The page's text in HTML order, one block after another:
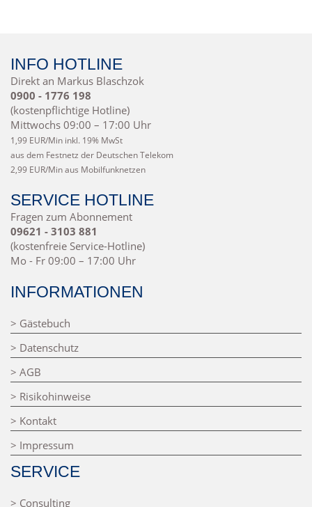
INFO HOTLINE
Direkt an Markus Blaschzok
0900 - 1776 198
(kostenpflichtige Hotline)
Mittwochs 09:00 – 17:00 Uhr
1,99 EUR/Min inkl. 19% MwSt
aus dem Festnetz der Deutschen Telekom
2,99 EUR/Min aus Mobilfunknetzen
SERVICE HOTLINE
Fragen zum Abonnement
09621 - 3103 881
(kostenfreie Service-Hotline)
Mo - Fr 09:00 – 17:00 Uhr
INFORMATIONEN
> Gästebuch
> Datenschutz
> AGB
> Risikohinweise
> Kontakt
> Impressum
SERVICE
> Consulting